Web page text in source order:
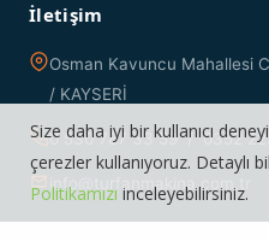
İletişim
Osman Kavuncu Mahallesi
/ KAYSERİ
0 530 787 33 59 / 0352
info@turfanmakina.com.tr
Size daha iyi bir kullanıcı
çerezler kullanıyoruz. Detaylı
Politikamızı inceleyebilirsiniz.